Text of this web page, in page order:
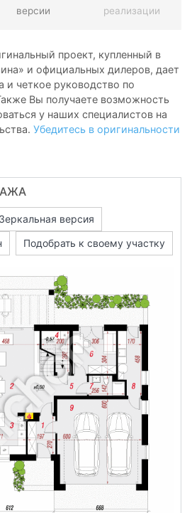
версии реализации
проект, купленный в
и официальных дилеров, дает
и четкое руководство по
Вы получаете возможность
у наших специалистов на
Убедитесь в оригинальности
Зеркальная версия
Подобрать к своему участку